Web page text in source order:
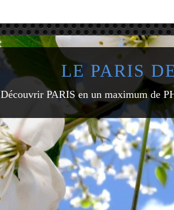
LE PARIS
Découvrir PARIS en un maximum de